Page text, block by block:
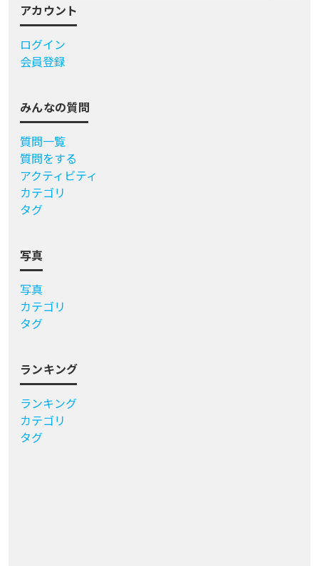
アカウント
ログイン
会員登録
みんなの質問
質問一覧
質問をする
アクティビティ
カテゴリ
タグ
写真
写真
カテゴリ
タグ
ランキング
ランキング
カテゴリ
タグ